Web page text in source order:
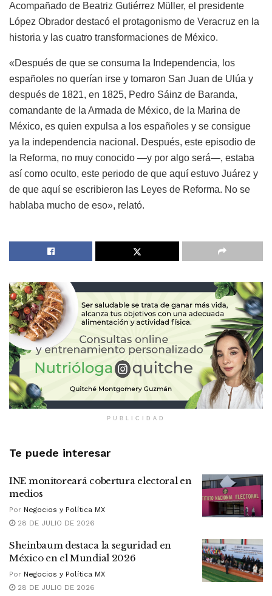
Acompañado de Beatriz Gutiérrez Müller, el presidente
López Obrador destacó el protagonismo de Veracruz en la
historia y las cuatro transformaciones de México.
«Después de que se consuma la Independencia, los
españoles no querían irse y tomaron San Juan de Ulúa y
después de 1821, en 1825, Pedro Sáinz de Baranda,
comandante de la Armada de México, de la Marina de
México, es quien expulsa a los españoles y se consigue
ya la independencia nacional. Después, este episodio de
la Reforma, no muy conocido —y por algo será—, estaba
así como oculto, este periodo de que aquí estuvo Juárez y
de que aquí se escribieron las Leyes de Reforma. No se
hablaba mucho de eso», relató.
PUBLICIDAD
Te puede interesar
INE monitoreará cobertura electoral en
medios
Por Negocios y Política MX
28 DE JULIO DE 2026
Sheinbaum destaca la seguridad en
México en el Mundial 2026
Por Negocios y Política MX
28 DE JULIO DE 2026